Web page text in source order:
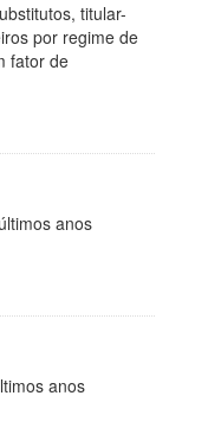
titular-
por regime de
fator de
anos
anos